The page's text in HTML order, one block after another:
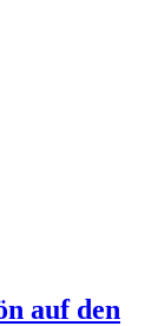
auf den